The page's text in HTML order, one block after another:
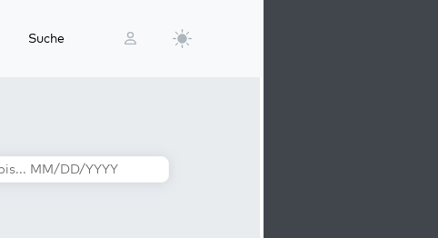
Suche